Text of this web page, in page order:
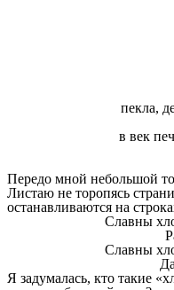
Песня
(по поэзии
Ты
пекла,
Из
в век
Передо мной небольшой
Листаю не торопясь
останавливаются на
Славны
Славны
Я задумалась, кто такие